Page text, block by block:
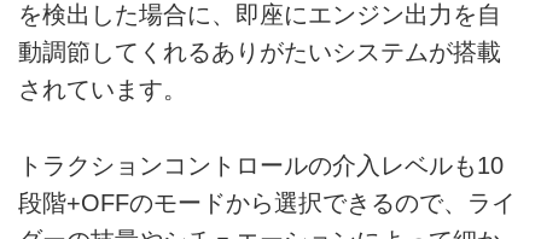
を検出した場合に、即座にエンジン出力を自
動調節してくれるありがたいシステムが搭載
されています。
トラクションコントロールの介入レベルも10
段階+OFFのモードから選択できるので、ライ